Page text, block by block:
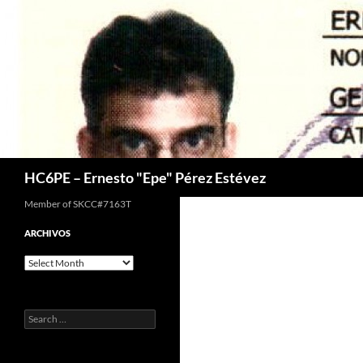
HC6PE – Ernesto "Epe" Pérez Estévez
Member of SKCC#7163T
ARCHIVOS
Archivos
Search
for: